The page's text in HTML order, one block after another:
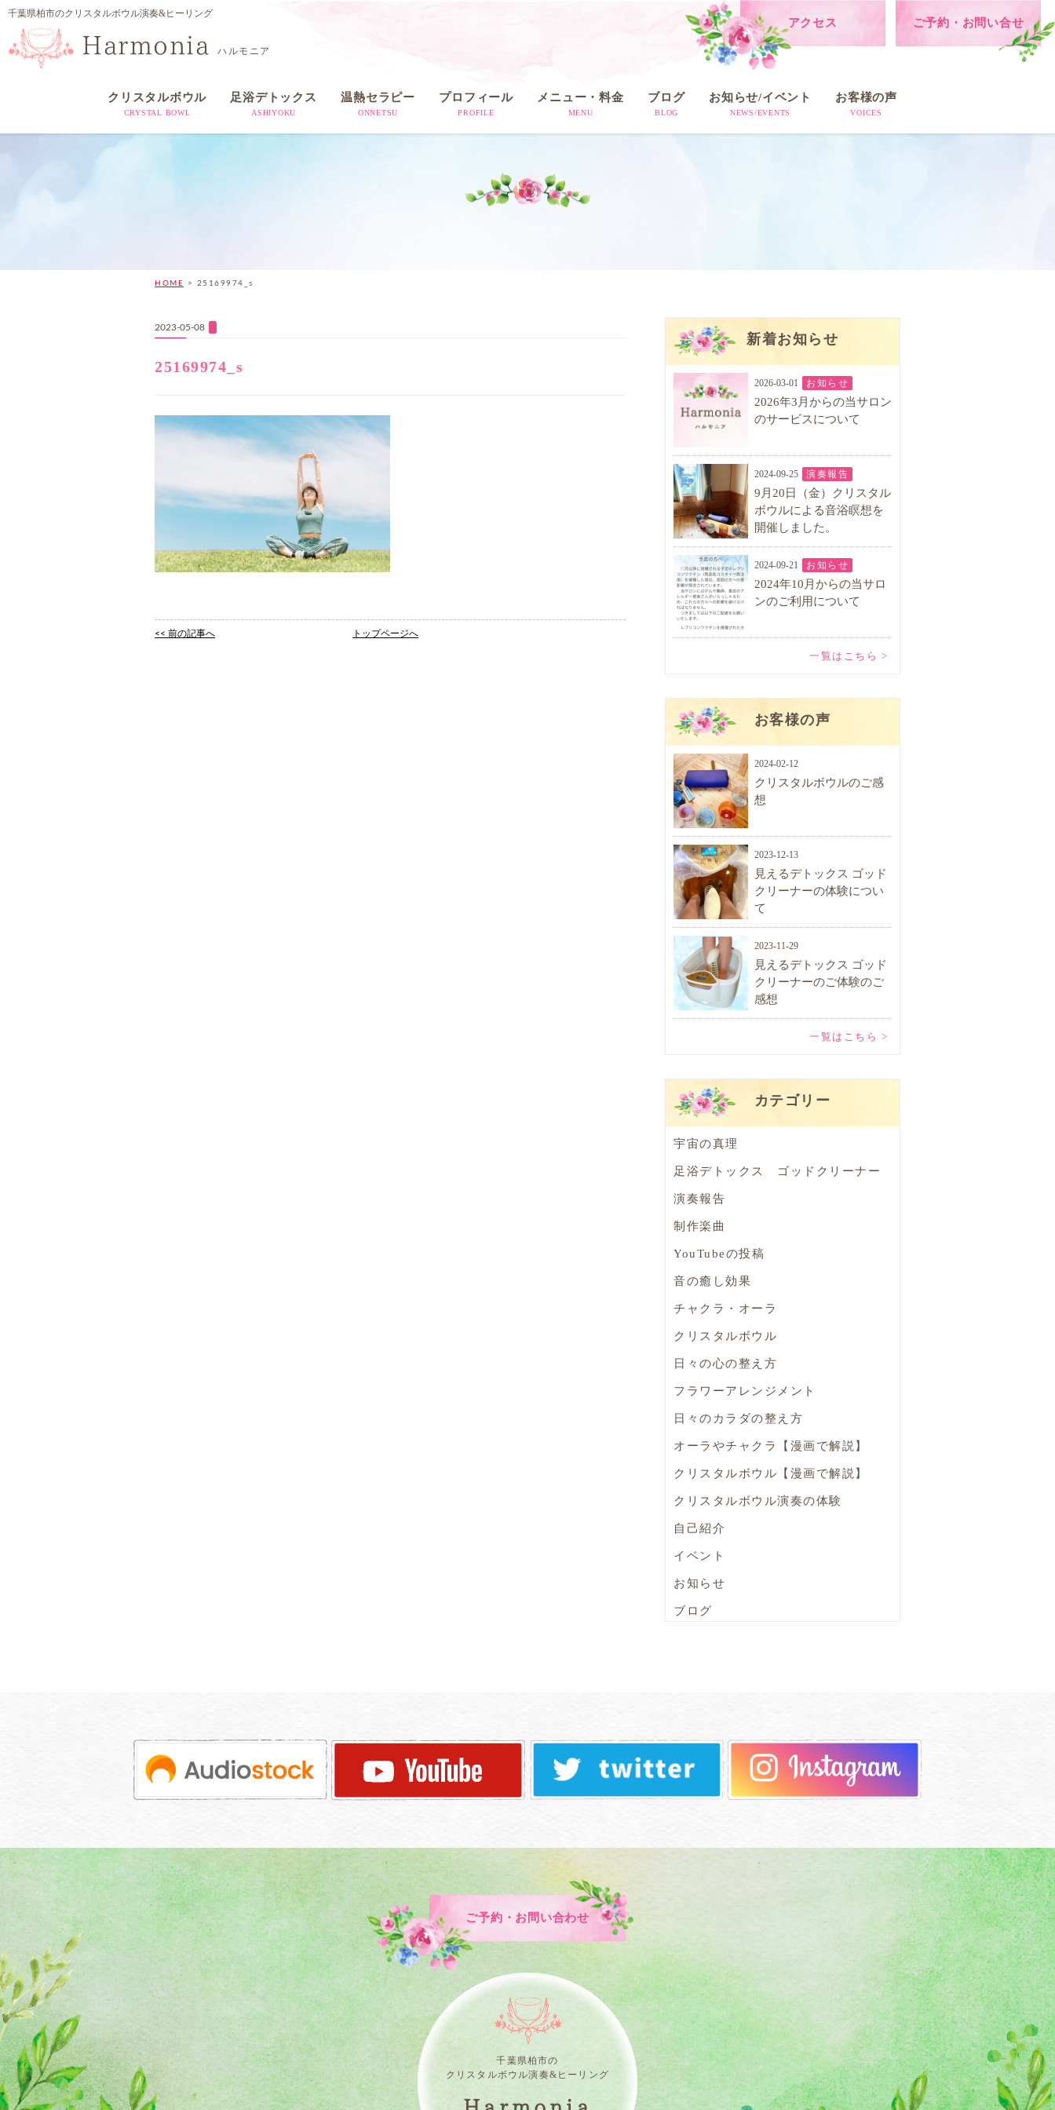
千葉県柏市のクリスタルボウル演奏&ヒーリング
Harmonia ハルモニア
アクセス ご予約・お問い合せ
クリスタルボウル
CRYSTAL BOWL
足浴デトックス
ASHIYOKU
温熱セラピー
ONNETSU
プロフィール
PROFILE
メニュー・料金
MENU
ブログ
BLOG
お知らせ/イベント
NEWS/EVENTS
お客様の声
VOICES
HOME > 25169974_s
2023-05-08
25169974_s
<< 前の記事へ トップページへ
新着お知らせ
2026-03-01 お知らせ
2026年3月からの当サロン
のサービスについて
2024-09-25 演奏報告
9月20日（金）クリスタル
ボウルによる音浴瞑想を
開催しました。
2024-09-21 お知らせ
2024年10月からの当サロ
ンのご利用について
一覧はこちら >
お客様の声
2024-02-12
クリスタルボウルのご感
想
2023-12-13
見えるデトックス ゴッド
クリーナーの体験につい
て
2023-11-29
見えるデトックス ゴッド
クリーナーのご体験のご
感想
一覧はこちら >
カテゴリー
宇宙の真理
足浴デトックス ゴッドクリーナー
演奏報告
制作楽曲
YouTubeの投稿
音の癒し効果
チャクラ・オーラ
クリスタルボウル
日々の心の整え方
フラワーアレンジメント
日々のカラダの整え方
オーラやチャクラ【漫画で解説】
クリスタルボウル【漫画で解説】
クリスタルボウル演奏の体験
自己紹介
イベント
お知らせ
ブログ
ご予約・お問い合わせ
千葉県柏市の
クリスタルボウル演奏&ヒーリング